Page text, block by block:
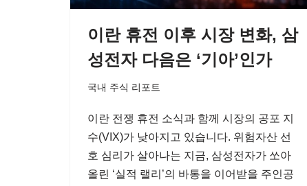
이란 휴전 이후 시장 변화, 삼
성전자 다음은 ‘기아’인가
국내 주식 리포트
이란 전쟁 휴전 소식과 함께 시장의 공포 지
수(VIX)가 낮아지고 있습니다. 위험자산 선
호 심리가 살아나는 지금, 삼성전자가 쏘아
올린 ‘실적 랠리’의 바통을 이어받을 주인공